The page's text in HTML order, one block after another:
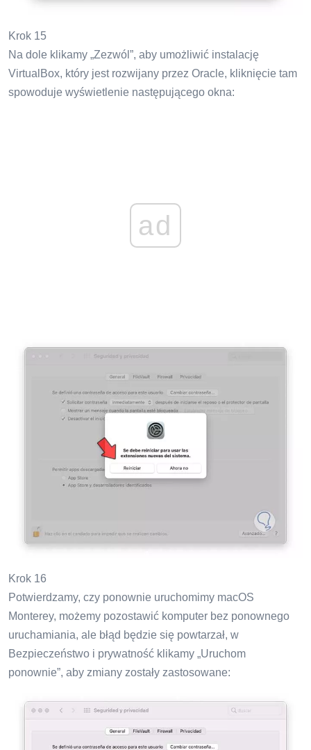
Krok 15
Na dole klikamy „Zezwól”, aby umożliwić instalację
VirtualBox, który jest rozwijany przez Oracle, kliknięcie tam
spowoduje wyświetlenie następującego okna:
ad
Krok 16
Potwierdzamy, czy ponownie uruchomimy macOS
Monterey, możemy pozostawić komputer bez ponownego
uruchamiania, ale błąd będzie się powtarzał, w
Bezpieczeństwo i prywatność klikamy „Uruchom
ponownie”, aby zmiany zostały zastosowane: